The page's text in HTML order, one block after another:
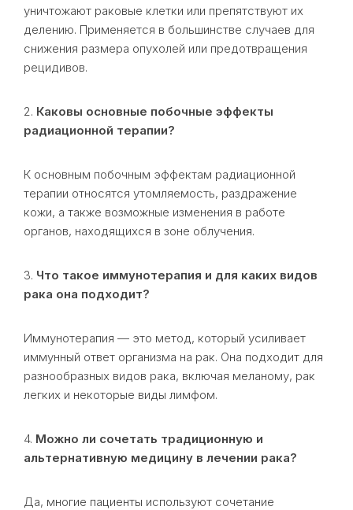
уничтожают раковые клетки или препятствуют их
делению. Применяется в большинстве случаев для
снижения размера опухолей или предотвращения
рецидивов.
2. Каковы основные побочные эффекты
радиационной терапии?
К основным побочным эффектам радиационной
терапии относятся утомляемость, раздражение
кожи, а также возможные изменения в работе
органов, находящихся в зоне облучения.
3. Что такое иммунотерапия и для каких видов
рака она подходит?
Иммунотерапия — это метод, который усиливает
иммунный ответ организма на рак. Она подходит для
разнообразных видов рака, включая меланому, рак
легких и некоторые виды лимфом.
4. Можно ли сочетать традиционную и
альтернативную медицину в лечении рака?
Да, многие пациенты используют сочетание